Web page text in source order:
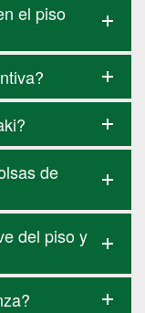
el piso
de
del piso y